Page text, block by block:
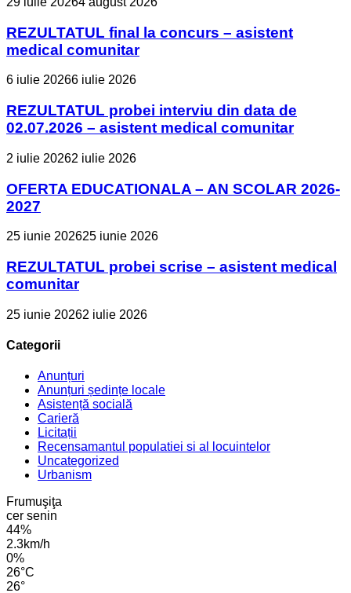
REZULTATUL final la concurs – asistent
medical comunitar
6 iulie 20266 iulie 2026
REZULTATUL probei interviu din data de
02.07.2026 – asistent medical comunitar
2 iulie 20262 iulie 2026
OFERTA EDUCATIONALA – AN SCOLAR 2026-
2027
25 iunie 202625 iunie 2026
REZULTATUL probei scrise – asistent medical
comunitar
25 iunie 20262 iulie 2026
Categorii
Anunțuri
Anunțuri ședințe locale
Asistență socială
Carieră
Licitații
Recensamantul populatiei si al locuintelor
Uncategorized
Urbanism
Frumuşiţa
cer senin
44%
2.3km/h
0%
26°C
26°